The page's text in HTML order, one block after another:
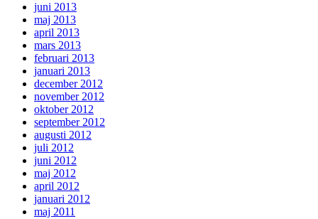
juni 2013
maj 2013
april 2013
mars 2013
februari 2013
januari 2013
december 2012
november 2012
oktober 2012
september 2012
augusti 2012
juli 2012
juni 2012
maj 2012
april 2012
januari 2012
maj 2011